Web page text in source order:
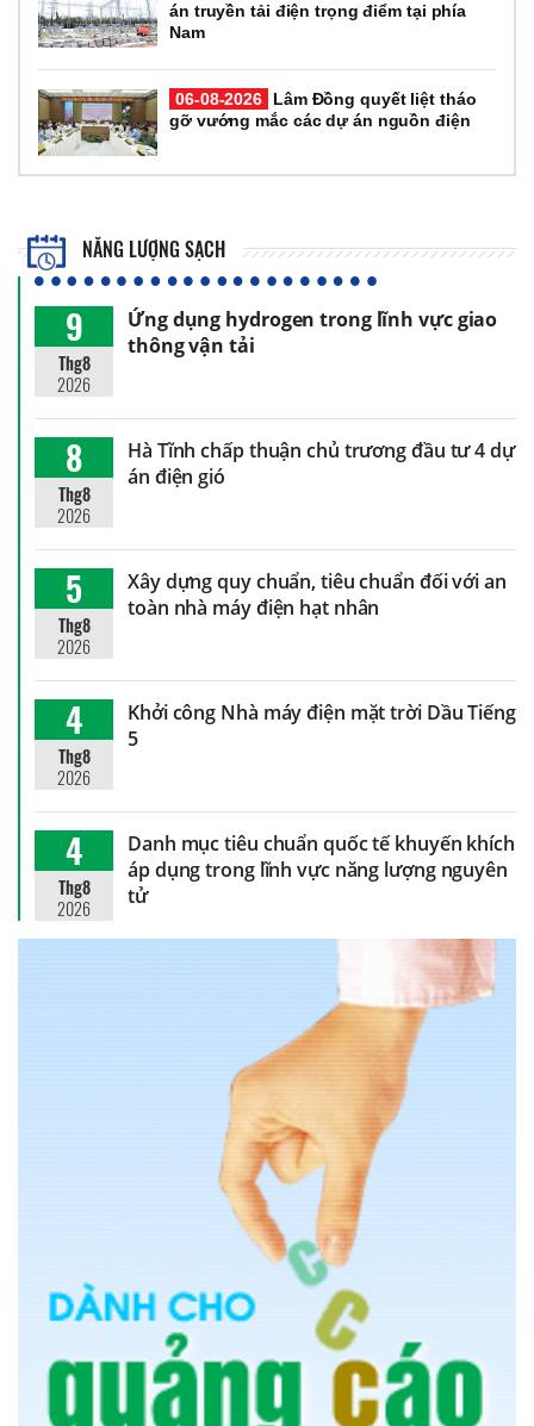
án truyền tải điện trọng điểm tại phía
Nam
06-08-2026
Lâm Đồng quyết liệt tháo
gỡ vướng mắc các dự án nguồn điện
NĂNG LƯỢNG SẠCH
9
Thg8
2026
Ứng dụng hydrogen trong lĩnh vực giao
thông vận tải
8
Thg8
2026
Hà Tĩnh chấp thuận chủ trương đầu tư 4 dự
án điện gió
5
Thg8
2026
Xây dựng quy chuẩn, tiêu chuẩn đối với an
toàn nhà máy điện hạt nhân
4
Thg8
2026
Khởi công Nhà máy điện mặt trời Dầu Tiếng
5
4
Thg8
2026
Danh mục tiêu chuẩn quốc tế khuyến khích
áp dụng trong lĩnh vực năng lượng nguyên
tử